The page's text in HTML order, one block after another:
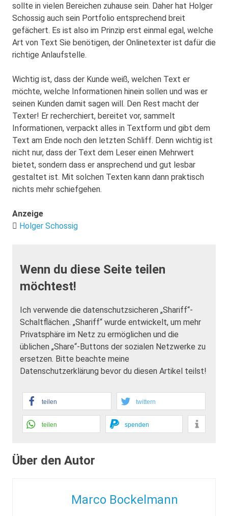
sollte in vielen Bereichen zuhause sein. Daher hat Holger
Schossig auch sein Portfolio entsprechend breit
gefächert. Es ist also im Prinzip erst einmal egal, welche
Art von Text Sie benötigen, der Onlinetexter ist dafür die
richtige Anlaufstelle.
Wichtig ist, dass der Kunde weiß, welchen Text er
möchte, welche Informationen hinein sollen und was er
seinen Kunden damit sagen will. Den Rest macht der
Texter! Er recherchiert, bereitet vor, sammelt
Informationen, verpackt alles in Textform und gibt dem
Text am Ende noch den letzten Schliff. Denn wichtig ist
nicht nur, dass der Text dem Leser einen Mehrwert
bietet, sondern dass er ansprechend und gut lesbar
gestaltet ist. Mit solchen Texten kann dann praktisch
nichts mehr schiefgehen.
Anzeige
Holger Schossig
Wenn du diese Seite teilen
möchtest!
Ich verwende die datenschutzsicheren „Shariff“-
Schaltflächen. „Shariff“ wurde entwickelt, um mehr
Privatsphäre im Netz zu ermöglichen und die
üblichen „Share“-Buttons der sozialen Netzwerke zu
ersetzen. Bitte beachte meine
Datenschutzerklärung bevor du diesen Artikel teilst!
teilen twittern
teilen spenden
Über den Autor
Marco Bockelmann